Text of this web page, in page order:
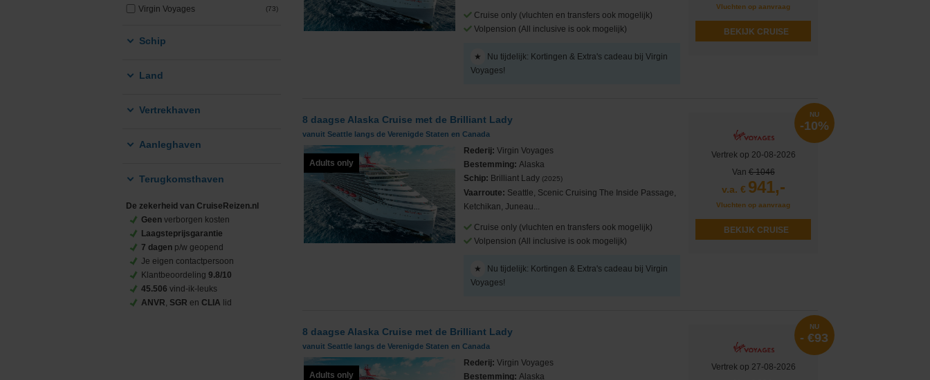
Virgin Voyages (73)
Schip
Land
Vertrekhaven
Aanleghaven
Terugkomsthaven
De zekerheid van CruiseReizen.nl
Geen verborgen kosten
Laagsteprijsgarantie
7 dagen p/w geopend
Je eigen contactpersoon
Klantbeoordeling 9.8/10
45.506 vind-ik-leuks
ANVR, SGR en CLIA lid
Cruise only (vluchten en transfers ook mogelijk)
Volpension (All inclusive is ook mogelijk)
★
Nu tijdelijk: Kortingen & Extra's cadeau bij Virgin
Voyages!
Vluchten op aanvraag
BEKIJK CRUISE
8 daagse Alaska Cruise met de Brilliant Lady
vanuit Seattle langs de Verenigde Staten en Canada
Adults only
Rederij:Virgin Voyages
Bestemming:Alaska
Schip: Brilliant Lady (2025)
Vaarroute: Seattle, Scenic Cruising The Inside Passage,
Ketchikan, Juneau...
Cruise only (vluchten en transfers ook mogelijk)
Volpension (All inclusive is ook mogelijk)
★
Nu tijdelijk: Kortingen & Extra's cadeau bij Virgin
Voyages!
NU
-10%
Vertrek op 20-08-2026
Van€ 1046
v.a. € 941,-
Vluchten op aanvraag
BEKIJK CRUISE
8 daagse Alaska Cruise met de Brilliant Lady
vanuit Seattle langs de Verenigde Staten en Canada
Adults only
Rederij:Virgin Voyages
Bestemming:Alaska
NU
- €93
Vertrek op 27-08-2026